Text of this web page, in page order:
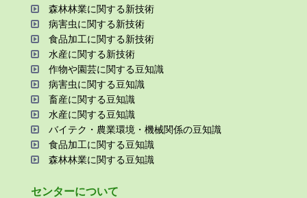
森林林業に関する新技術
病害⾍に関する新技術
⾷品加⼯に関する新技術
⽔産に関する新技術
作物や園芸に関する⾖知識
病害⾍に関する⾖知識
畜産に関する⾖知識
⽔産に関する⾖知識
バイテク・農業環境・機械関係の⾖知識
⾷品加⼯に関する⾖知識
森林林業に関する⾖知識
センターについて